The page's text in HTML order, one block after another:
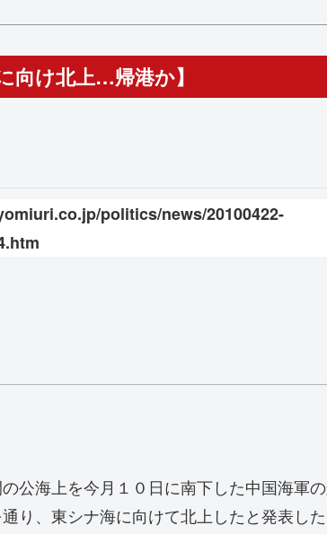
向け北上…帰港か】
politics/news/20100422-
公海上を今月１０日に南下した中国海軍
り、東シナ海に向けて北上したと発表し